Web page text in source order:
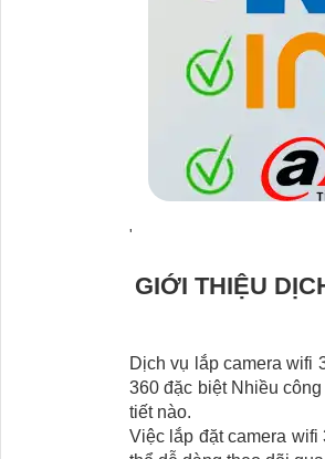
'
GIỚI THIỆU
Dịch vụ lắp camera wifi
360 đặc biệt Nhiều
tiết nào.
Việc lắp đặt camera